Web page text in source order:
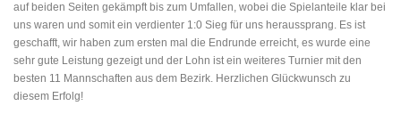
auf beiden Seiten gekämpft bis zum Umfallen, wobei die Spielanteile klar bei
uns waren und somit ein verdienter 1:0 Sieg für uns heraussprang. Es ist
geschafft, wir haben zum ersten mal die Endrunde erreicht, es wurde eine
sehr gute Leistung gezeigt und der Lohn ist ein weiteres Turnier mit den
besten 11 Mannschaften aus dem Bezirk. Herzlichen Glückwunsch zu
diesem Erfolg!